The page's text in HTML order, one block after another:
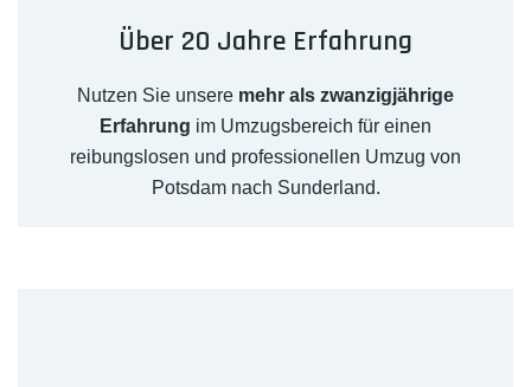
Über 20 Jahre Erfahrung
Nutzen Sie unsere mehr als zwanzigjährige
Erfahrung im Umzugsbereich für einen
reibungslosen und professionellen Umzug von
Potsdam nach Sunderland.